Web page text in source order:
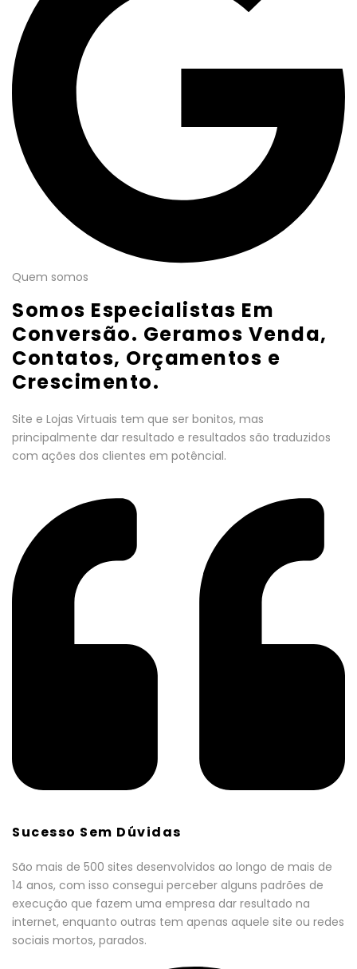
Quem somos
Somos Especialistas Em
Conversão. Geramos Venda,
Contatos, Orçamentos e
Crescimento.
Site e Lojas Virtuais tem que ser bonitos, mas
principalmente dar resultado e resultados são traduzidos
com ações dos clientes em potêncial.
Sucesso Sem Dúvidas
São mais de 500 sites desenvolvidos ao longo de mais de
14 anos, com isso consegui perceber alguns padrões de
execução que fazem uma empresa dar resultado na
internet, enquanto outras tem apenas aquele site ou redes
sociais mortos, parados.